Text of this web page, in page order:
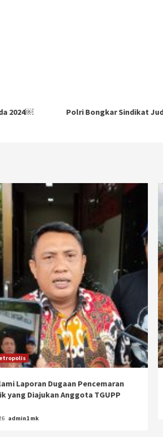
2024￼
Polri Bongkar Sindikat
Laporan Dugaan Pencemaran
yang Diajukan Anggota TGUPP
admin1 mk